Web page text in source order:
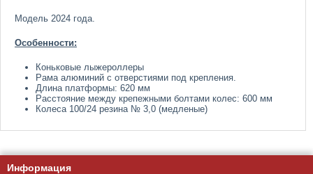
Модель 2024 года.
Особенности:
Коньковые лыжероллеры
Рама алюминий с отверстиями под крепления.
Длина платформы: 620 мм
Расстояние между крепежными болтами колес: 600 мм
Колеса 100/24 резина № 3,0 (медленые)
Информация